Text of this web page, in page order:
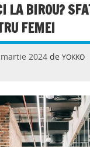
LA BIROU?
FEMEI
2024de YOKKO